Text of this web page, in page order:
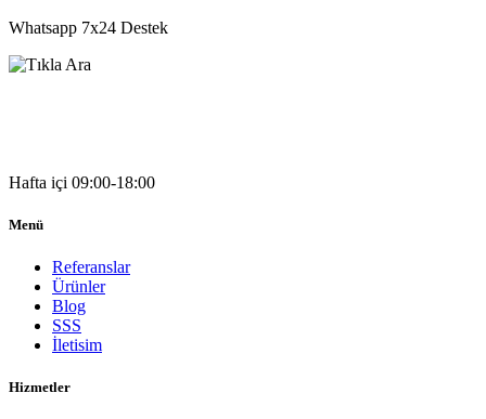
Whatsapp 7x24 Destek
Hafta içi 09:00-18:00
Menü
Referanslar
Ürünler
Blog
SSS
İletisim
Hizmetler